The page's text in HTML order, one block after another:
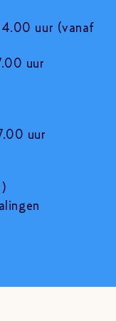
uur (vanaf
uur
uur